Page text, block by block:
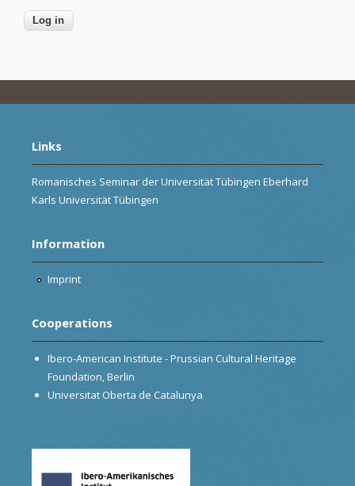
Links
Romanisches Seminar der Universität Tübingen Eberhard
Karls Universität Tübingen
Information
Imprint
Cooperations
Ibero-American Institute - Prussian Cultural Heritage
Foundation, Berlin
Universitat Oberta de Catalunya